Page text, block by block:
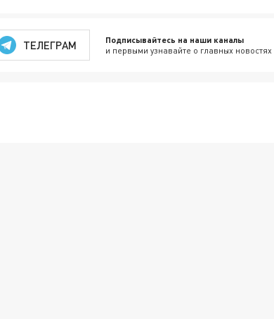
ТЕЛЕГРАМ Подписывайтесь на наши каналы
и первыми узнавайте о главных